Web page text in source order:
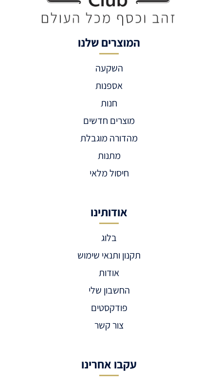
המוצרים שלנו
השקעה
אספנות
חנות
מוצרים חדשים
מהדורה מוגבלת
מתנות
חיסול מלאי
אודותינו
בלוג
תקנון ותנאי שימוש
אודות
החשבון שלי
פודקסטים
צור קשר
עקבו אחרינו